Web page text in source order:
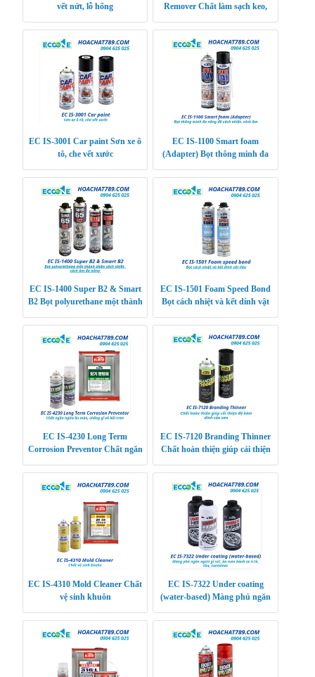
vết nứt, lỗ hổng
Remover Chất làm sạch keo,
su, sơn, vết vân t
EC IS-3001 Car paint Sơn xe ô
tô, che vết xước
EC IS-1100 Smart foam
(Adapter) Bọt thông minh đa
EC IS-1400 Super B2 & Smart
B2 Bọt polyurethane một thành
năng
EC IS-1501 Foam Speed Bond
Bọt cách nhiệt và kết dính vật
EC IS-4230 Long Term
Corrosion Preventor Chất ngăn
trơn siêu bền
EC IS-7120 Branding Thinner
Chất hoàn thiện giúp cải thiện
EC IS-4310 Mold Cleaner Chất
vệ sinh khuôn
EC IS-7322 Under coating
(water-based) Màng phủ ngăn
tô, tàu, containe